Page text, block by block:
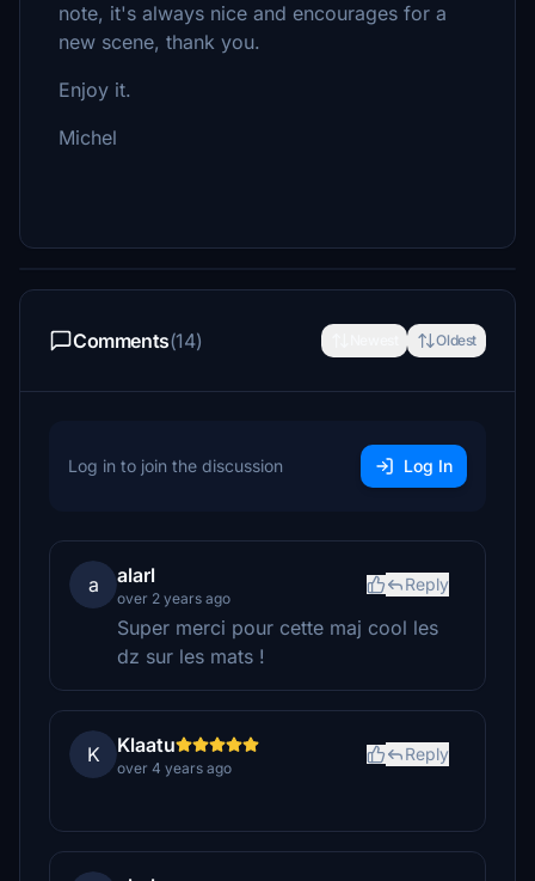
note, it's always nice and encourages for a
new scene, thank you.
Enjoy it.
Michel
Comments(14) Oldest
Log in to join the discussion Log In
a alarl
over 2 years ago
Reply
Super merci pour cette maj cool les
dz sur les mats !
K Klaatu
over 4 years ago
Reply